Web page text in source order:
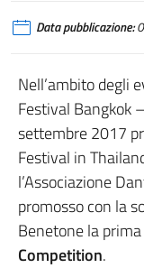
Data pubblicazione:
Nell’ambito degli
Festival Bangkok
settembre 2017
Festival in
l’Associazione
promosso con la
Benetone la prima
Competition.